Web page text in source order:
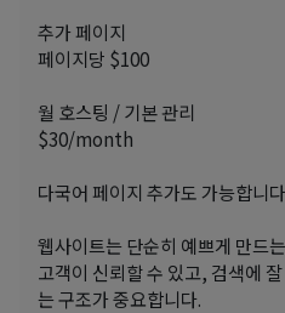
추가 페이지
페이지당 $100
월 호스팅 / 기본 관리
$30/month
다국어 페이지 추가도 가능합니
웹사이트는 단순히 예쁘게 만드
고객이 신뢰할 수 있고, 검색에
는 구조가 중요합니다.